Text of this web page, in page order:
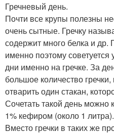
Гречневый день.
Почти все крупы полезны
очень сытные. Гречку
содержит много белка и
именно поэтому советуется
дни именно на гречке. За
большое количество
отварить один стакан,
Сочетать такой день можно
1% кефиром (около 1 литра).
Вместо гречки в таких же